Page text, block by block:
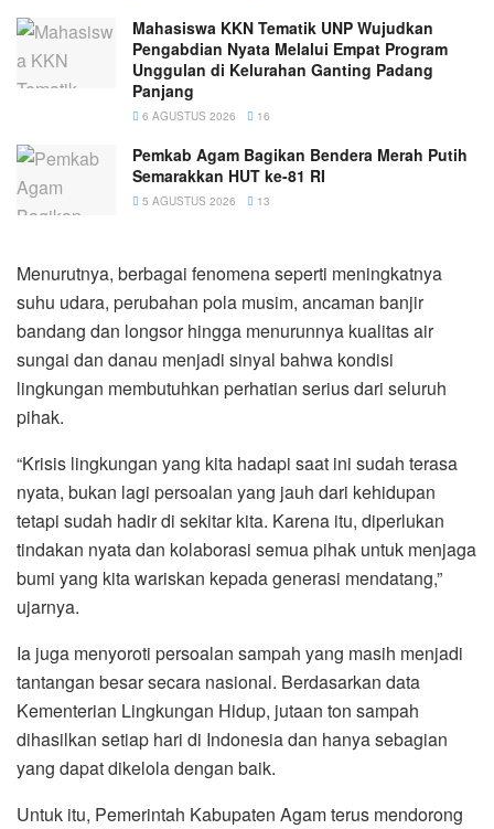
Mahasiswa KKN Tematik UNP Wujudkan
Pengabdian Nyata Melalui Empat Program
Unggulan di Kelurahan Ganting Padang
Panjang
6 AGUSTUS 2026 16
Pemkab Agam Bagikan Bendera Merah Putih
Semarakkan HUT ke-81 RI
5 AGUSTUS 2026 13
Menurutnya, berbagai fenomena seperti meningkatnya
suhu udara, perubahan pola musim, ancaman banjir
bandang dan longsor hingga menurunnya kualitas air
sungai dan danau menjadi sinyal bahwa kondisi
lingkungan membutuhkan perhatian serius dari seluruh
pihak.
“Krisis lingkungan yang kita hadapi saat ini sudah terasa
nyata, bukan lagi persoalan yang jauh dari kehidupan
tetapi sudah hadir di sekitar kita. Karena itu, diperlukan
tindakan nyata dan kolaborasi semua pihak untuk menjaga
bumi yang kita wariskan kepada generasi mendatang,”
ujarnya.
Ia juga menyoroti persoalan sampah yang masih menjadi
tantangan besar secara nasional. Berdasarkan data
Kementerian Lingkungan Hidup, jutaan ton sampah
dihasilkan setiap hari di Indonesia dan hanya sebagian
yang dapat dikelola dengan baik.
Untuk itu, Pemerintah Kabupaten Agam terus mendorong